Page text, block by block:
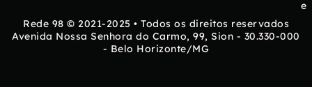
e
Rede 98 © 2021-2025 • Todos os direitos reservados
Avenida Nossa Senhora do Carmo, 99, Sion - 30.330-000
- Belo Horizonte/MG